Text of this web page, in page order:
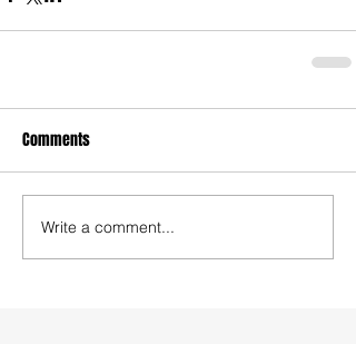
Comments
Write a comment...